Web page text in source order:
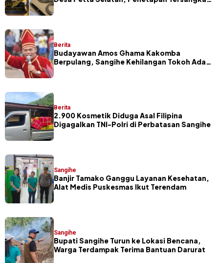
Berita
Budayawan Amos Ghama Kakomba
Berpulang, Sangihe Kehilangan Tokoh Adat
Berita
2.900 Kosmetik Diduga Asal Filipina
Digagalkan TNI-Polri di Perbatasan Sangihe
Sangihe
Banjir Tamako Ganggu Layanan Kesehatan,
Alat Medis Puskesmas Ikut Terendam
Sangihe
Bupati Sangihe Turun ke Lokasi Bencana,
Warga Terdampak Terima Bantuan Darurat